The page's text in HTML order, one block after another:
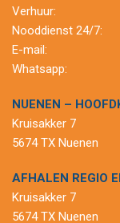
Verhuur:
Nooddienst 24/7:
E-mail:
Whatsapp:
NUENEN –
Kruisakker 7
5674 TX Nuenen
AFHALEN REGIO
Kruisakker 7
5674 TX Nuenen